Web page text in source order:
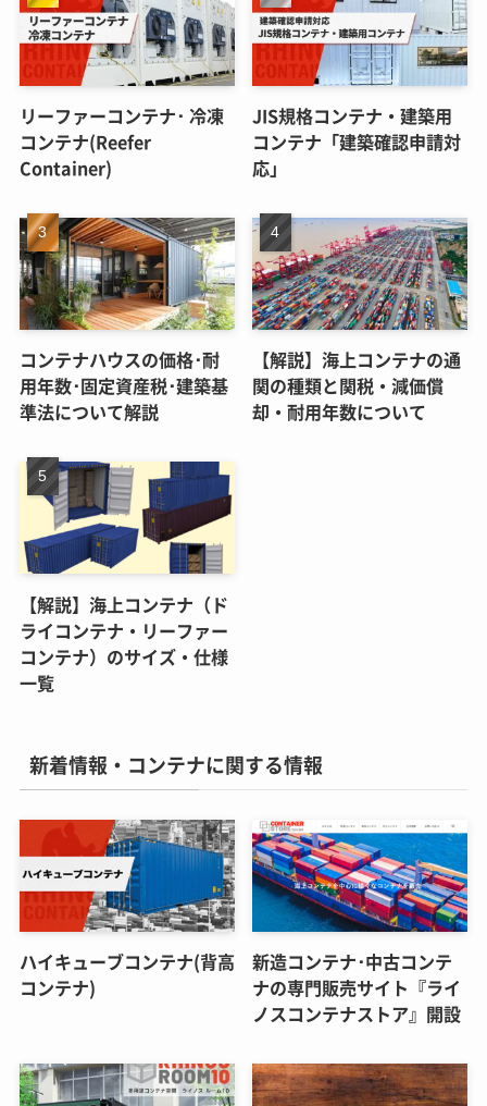
リーファーコンテナ･ 冷凍
コンテナ(Reefer
Container)
JIS規格コンテナ・建築用
コンテナ「建築確認申請対
応」
コンテナハウスの価格･耐
用年数･固定資産税･建築基
準法について解説
【解説】海上コンテナの通
関の種類と関税・減価償
却・耐用年数について
【解説】海上コンテナ（ド
ライコンテナ・リーファー
コンテナ）のサイズ・仕様
一覧
新着情報・コンテナに関する情報
ハイキューブコンテナ(背高
コンテナ)
新造コンテナ･中古コンテ
ナの専門販売サイト『ライ
ノスコンテナストア』開設